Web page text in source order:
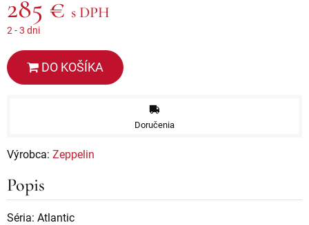
285 € s DPH
2 - 3 dni
DO KOŠÍKA
Doručenia
Výrobca: Zeppelin
Popis
Séria: Atlantic